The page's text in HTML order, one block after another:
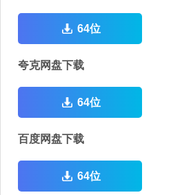
64位
夸克网盘下载
64位
百度网盘下载
64位